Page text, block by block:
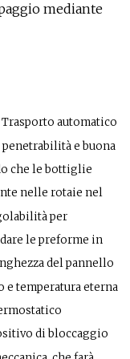
mediante
Trasporto automatico
e buona
che le bottiglie
nelle rotaie nel
per
le preforme in
del pannello
temperatura eterna
di bloccaggio